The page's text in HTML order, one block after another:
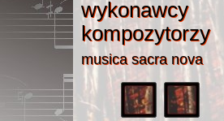
wykonawcy
wykonawcy
kompozytorzy
kompozytorzy
musica sacra nova
musica sacra nova